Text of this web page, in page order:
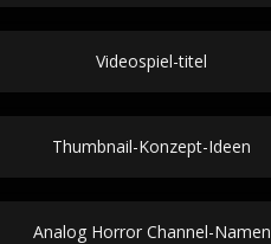
Videospiel-titel
Thumbnail-Konzept-Ideen
Analog Horror Channel-Namen